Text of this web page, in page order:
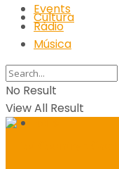
Cultura
Events
Ràdio
Música
No Result
View All Result